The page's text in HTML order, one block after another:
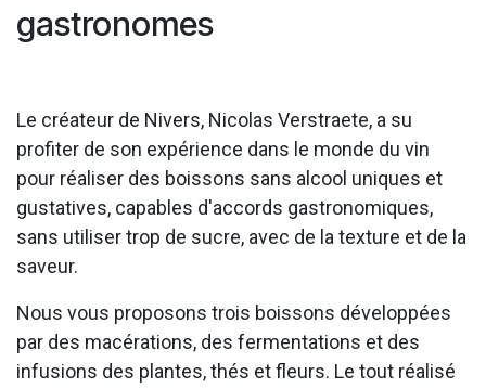
gastronomes
Le créateur de Nivers, Nicolas Verstraete, a su
profiter de son expérience dans le monde du vin
pour réaliser des boissons sans alcool uniques et
gustatives, capables d'accords gastronomiques,
sans utiliser trop de sucre, avec de la texture et de la
saveur.
Nous vous proposons trois boissons développées
par des macérations, des fermentations et des
infusions des plantes, thés et fleurs. Le tout réalisé